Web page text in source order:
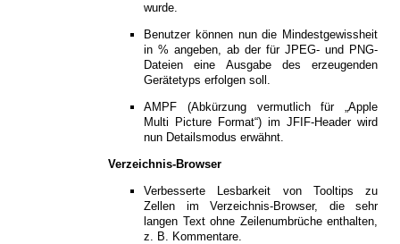
wurde.
Benutzer können nun die Mindestgewissheit
in % angeben, ab der für JPEG- und PNG-
Dateien eine Ausgabe des erzeugenden
Gerätetyps erfolgen soll.
AMPF (Abkürzung vermutlich für „Apple
Multi Picture Format“) im JFIF-Header wird
nun Detailsmodus erwähnt.
Verzeichnis-Browser
Verbesserte Lesbarkeit von Tooltips zu
Zellen im Verzeichnis-Browser, die sehr
langen Text ohne Zeilenumbrüche enthalten,
z. B. Kommentare.